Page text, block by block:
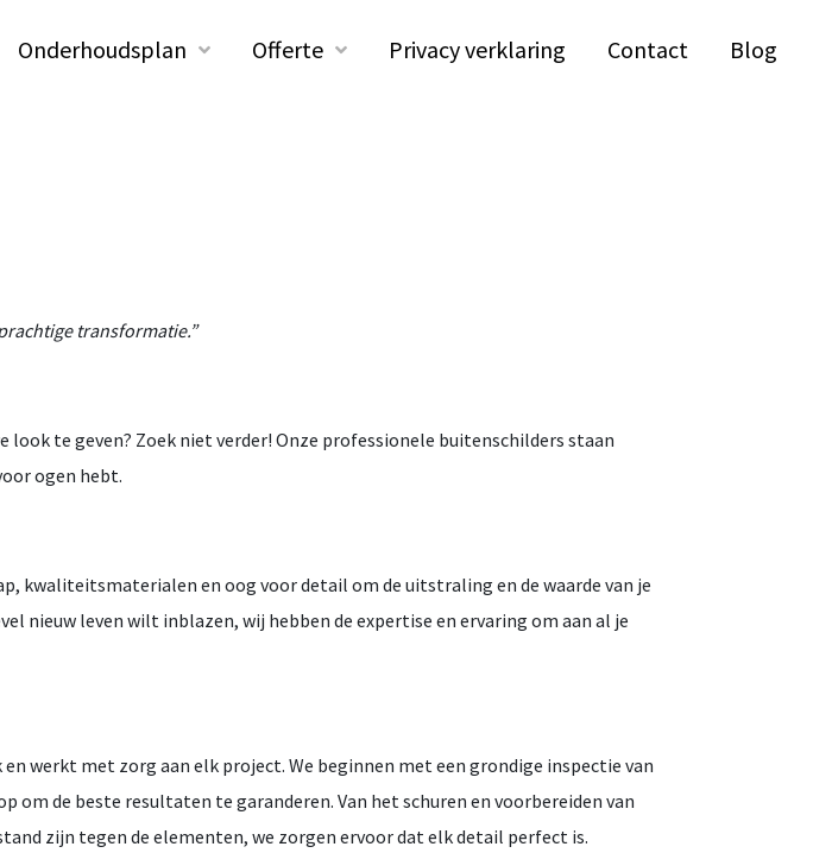
Onderhoudsplan Offerte Privacy verklaring Contact Blog
transformatie.”
look te geven? Zoek niet verder! Onze professionele buitenschilders staan
ogen hebt.
kwaliteitsmaterialen en oog voor detail om de uitstraling en de waarde van je
nieuw leven wilt inblazen, wij hebben de expertise en ervaring om aan al je
werkt met zorg aan elk project. We beginnen met een grondige inspectie van
de beste resultaten te garanderen. Van het schuren en voorbereiden van
zijn tegen de elementen, we zorgen ervoor dat elk detail perfect is.